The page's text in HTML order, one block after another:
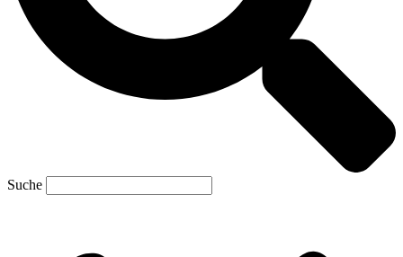
Suche